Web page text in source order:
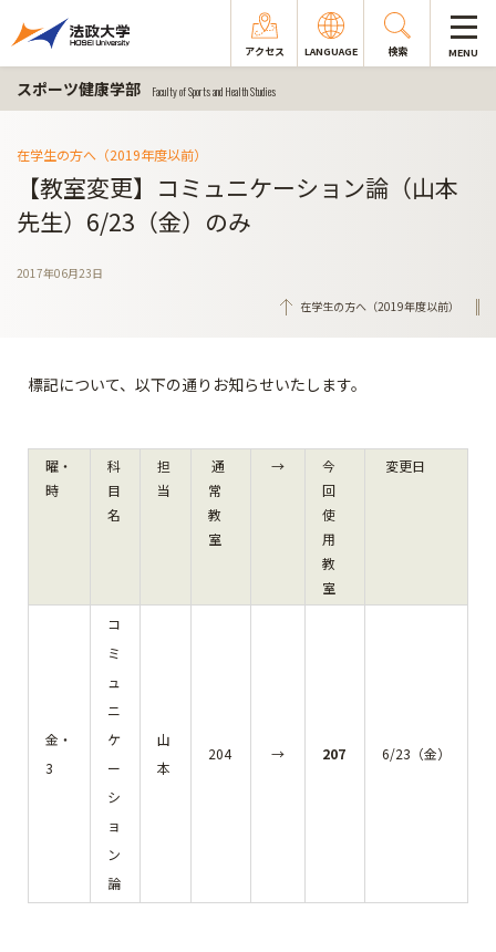
アクセス LANGUAGE 検索 MENU
スポーツ健康学部 Faculty of Sports and Health Studies
在学生の方へ（2019年度以前）
【教室変更】コミュニケーション論（山本
先生）6/23（金）のみ
2017年06月23日
在学生の方へ（2019年度以前）
標記について、以下の通りお知らせいたします。
曜・
時
科
目
名
担
当
通
常
教
室
→
今
回
使
用
教
室
変更日
金・
3
コ
ミ
ュ
ニ
ケ
ー
シ
ョ
ン
論
山
本
204 → 207 6/23（金）